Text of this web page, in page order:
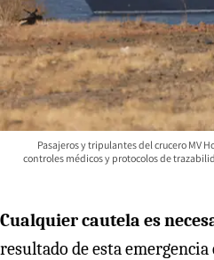
Pasajeros y tripulantes del crucero MV
controles médicos y protocolos de
Cualquier cautela es
resultado de esta